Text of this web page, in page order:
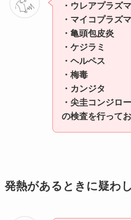
・ウレアプラズマ
・マイコプラズマ
・亀頭包皮炎
・ケジラミ
・ヘルペス
・梅毒
・カンジタ
・尖圭コンジロ
の検査を行って
発熱があるときに疑わ